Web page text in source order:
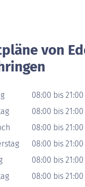
von
08:00 bis
08:00 bis
08:00 bis
08:00 bis
08:00 bis
08:00 bis